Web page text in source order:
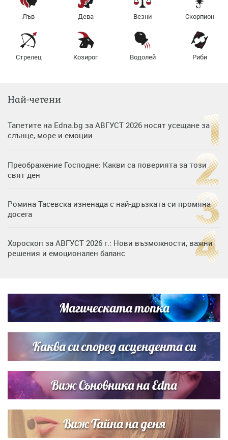
Лъв Дева Везни Скорпион
Стрелец Козирог Водолей Риби
Най-четени
Тапетите на Edna.bg за АВГУСТ 2026 носят усещане за
слънце, море и емоции
Преображение Господне: Какви са поверията за този
свят ден
Ромина Тасевска изненада с най-дръзката си промяна
досега
Хороскоп за АВГУСТ 2026 г.: Нови възможности, важни
решения и емоционален баланс
си деца на семейна морска приказка
Звездна ваканция в Майорка: Дженифър Анистън,
Кортни Кокс и Джим Къртис заедно на яхта
Магическата топка
Каква си според асцендента си
Виж Съновника на Edna
Виж Тайна на деня